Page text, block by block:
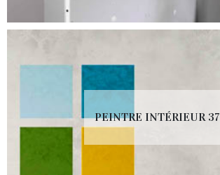
PEINTRE INTÉRIEUR 37